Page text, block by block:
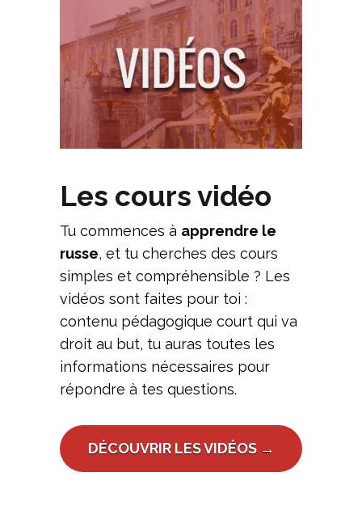
Les cours vidéo
Tu commences à apprendre le
russe, et tu cherches des cours
simples et compréhensible ? Les
vidéos sont faites pour toi :
contenu pédagogique court qui va
droit au but, tu auras toutes les
informations nécessaires pour
répondre à tes questions.
DÉCOUVRIR LES VIDÉOS →